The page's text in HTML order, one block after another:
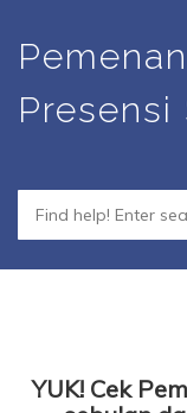
content
YUK! Cek